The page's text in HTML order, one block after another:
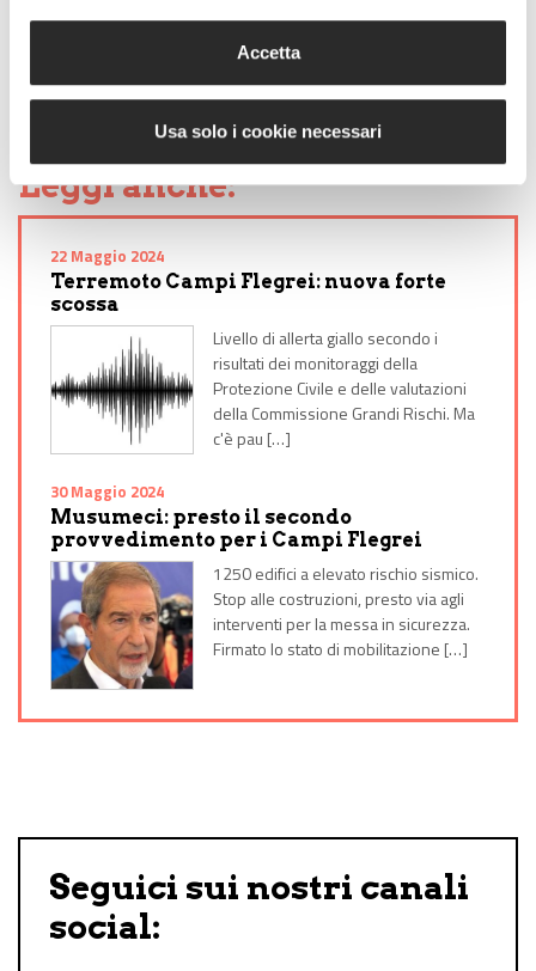
Accetta
Usa solo i cookie necessari
Tag:terremoti
Condividi l'articolo:
Share on Facebook
Share on Twitter
Share on E-Mail
Share on WhatsApp
Share on Telegram
Leggi anche:
22 Maggio 2024
Terremoto Campi Flegrei: nuova forte
scossa
Livello di allerta giallo secondo i
risultati dei monitoraggi della
Protezione Civile e delle valutazioni
della Commissione Grandi Rischi. Ma
c'è pau […]
30 Maggio 2024
Musumeci: presto il secondo
provvedimento per i Campi Flegrei
1250 edifici a elevato rischio sismico.
Stop alle costruzioni, presto via agli
interventi per la messa in sicurezza.
Firmato lo stato di mobilitazione […]
Seguici sui nostri canali
social: